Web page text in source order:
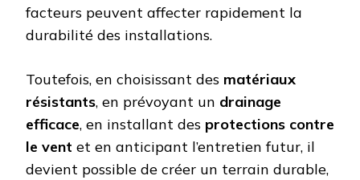
facteurs peuvent affecter rapidement la
durabilité des installations.
Toutefois, en choisissant des matériaux
résistants, en prévoyant un drainage
efficace, en installant des protections contre
le vent et en anticipant l’entretien futur, il
devient possible de créer un terrain durable,